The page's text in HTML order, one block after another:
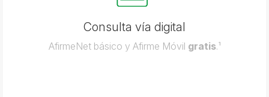
Consulta vía digital
AfirmeNet básico y Afirme Móvil gratis.¹